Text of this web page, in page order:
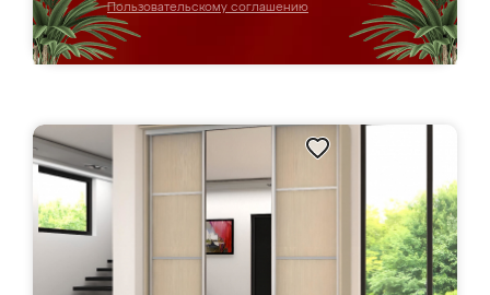
Пользовательскому соглашению